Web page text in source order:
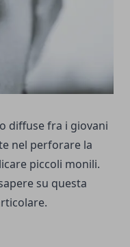
diffuse fra i giovani
nel perforare la
piccoli monili.
su questa